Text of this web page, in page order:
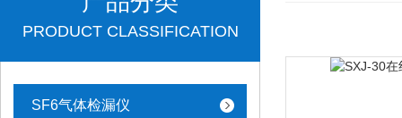
PRODUCT CLASSIFICATION
SF6气体检漏仪